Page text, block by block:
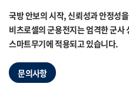
국방 안보의 시작, 신뢰성과 안정성
비츠로셀의 군용전지는 엄격한 군
스마트무기에 적용되고 있습니다.
문의사항